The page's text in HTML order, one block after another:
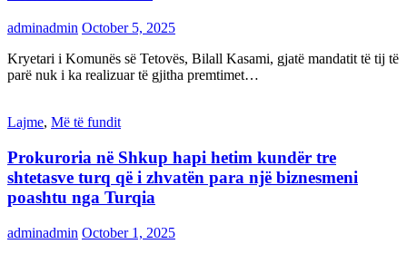
adminadmin October 5, 2025
Kryetari i Komunës së Tetovës, Bilall Kasami, gjatë mandatit të tij të
parë nuk i ka realizuar të gjitha premtimet…
Lajme, Më të fundit
Prokuroria në Shkup hapi hetim kundër tre
shtetasve turq që i zhvatën para një biznesmeni
poashtu nga Turqia
adminadmin October 1, 2025